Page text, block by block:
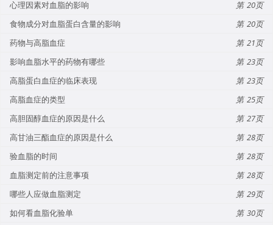
心理因素对血脂的影响
20
食物成分对血脂蛋白含量的影响
20
药物与高脂血症
21
影响血脂水平的药物有哪些
23
高脂蛋白血症的临床表现
23
高脂血症的类型
25
高胆固醇血症的原因是什么
27
高甘油三酯血症的原因是什么
28
验血脂的时间
28
血脂测定前的注意事项
28
哪些人应做血脂测定
29
如何看血脂化验单
30